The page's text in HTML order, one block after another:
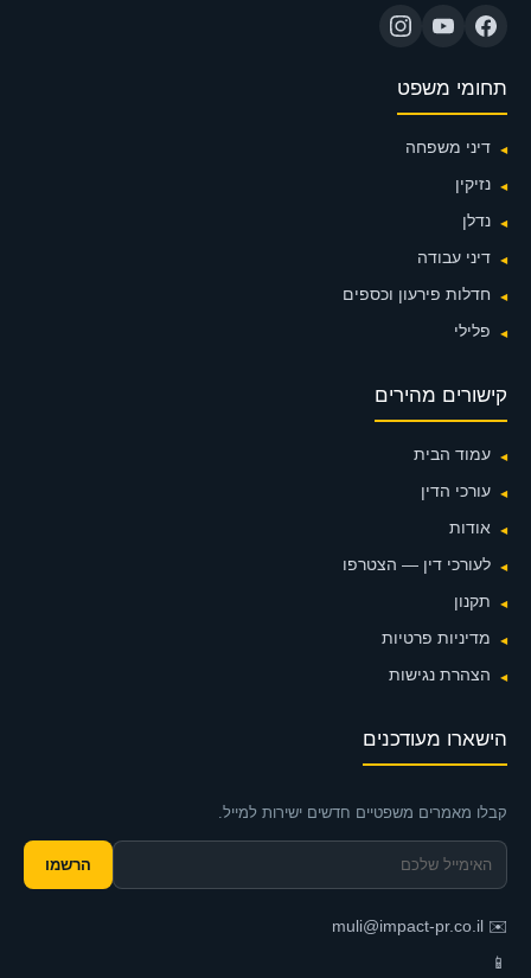
תחומי משפט
דיני משפחה
נזיקין
נדלן
דיני עבודה
חדלות פירעון וכספים
פלילי
קישורים מהירים
עמוד הבית
עורכי הדין
אודות
לעורכי דין — הצטרפו
תקנון
מדיניות פרטיות
הצהרת נגישות
הישארו מעודכנים
קבלו מאמרים משפטיים חדשים ישירות למייל.
הרשמו
✉️
muli@impact-pr.co.il
📱